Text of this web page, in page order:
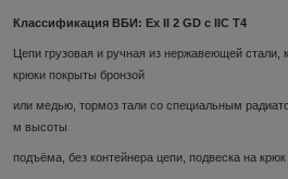
Классификация ВБИ: Ex II 2 GD c IIC T4
Цепи грузовая и ручная из нержавеющей стали,
крюки покрыты бронзой
или медью, тормоз тали со специальным
м высоты
подъёма, без контейнера цепи, подвеска на крюк